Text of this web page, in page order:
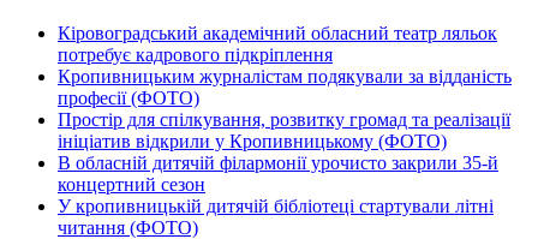
Кіровоградський академічний обласний театр ляльок
потребує кадрового підкріплення
Кропивницьким журналістам подякували за відданість
професії (ФОТО)
Простір для спілкування, розвитку громад та реалізації
ініціатив відкрили у Кропивницькому (ФОТО)
В обласній дитячій філармонії урочисто закрили 35-й
концертний сезон
У кропивницькій дитячій бібліотеці стартували літні
читання (ФОТО)